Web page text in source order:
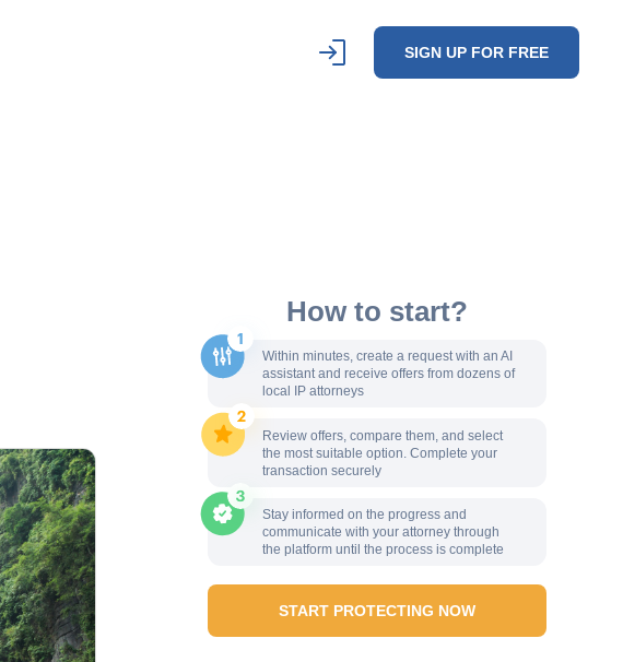
SIGN UP FOR FREE
How to start?
Within minutes, create a request with an AI
assistant and receive offers from dozens of
local IP attorneys
Review offers, compare them, and select
the most suitable option. Complete your
transaction securely
Stay informed on the progress and
communicate with your attorney through
the platform until the process is complete
START PROTECTING NOW